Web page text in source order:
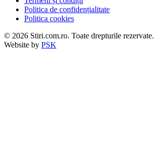
Politica de confidențialitate
Politica cookies
© 2026 Stiri.com.ro. Toate drepturile rezervate.
Website by PSK